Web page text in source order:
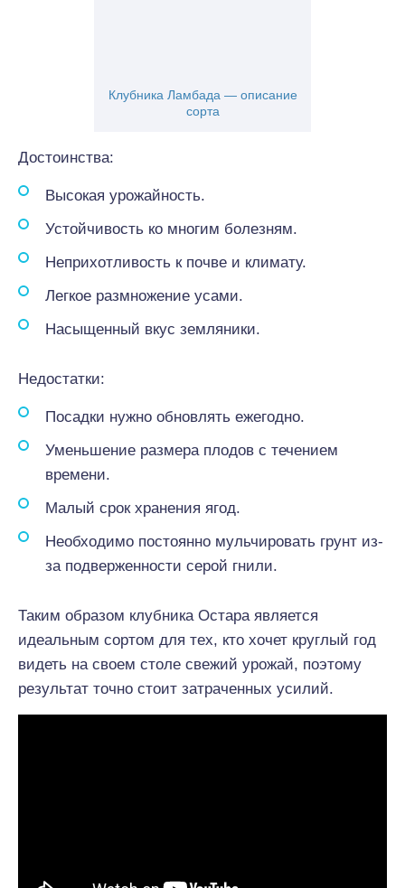
Клубника Ламбада — описание
сорта
Достоинства:
Высокая урожайность.
Устойчивость ко многим болезням.
Неприхотливость к почве и климату.
Легкое размножение усами.
Насыщенный вкус земляники.
Недостатки:
Посадки нужно обновлять ежегодно.
Уменьшение размера плодов с течением
времени.
Малый срок хранения ягод.
Необходимо постоянно мульчировать грунт из-
за подверженности серой гнили.
Таким образом клубника Остара является
идеальным сортом для тех, кто хочет круглый год
видеть на своем столе свежий урожай, поэтому
результат точно стоит затраченных усилий.